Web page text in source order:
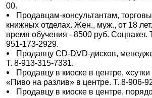
00.
Продавцам-консультантам,
книжных отделах. Жен., муж., от 18
время обучения - 8500 руб. Соцпакет.
951-173-2929.
Продавцу CD-DVD-дисков,
Т. 8-913-315-7331.
Продавцу в киоске в центре,
«Пиво на разлив» в центре. Т. 8-906-
Продавцу в киоске в центре,